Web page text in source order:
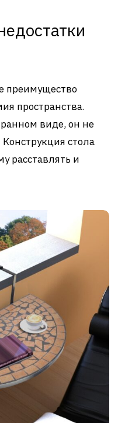
преимущество
пространства.
виде, он не
стола
расставлять и